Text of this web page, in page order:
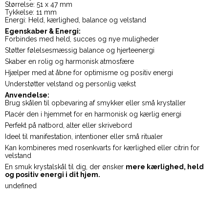
Størrelse: 51 x 47 mm
Tykkelse: 11 mm
Energi: Held, kærlighed, balance og velstand
Egenskaber & Energi:
Forbindes med held, succes og nye muligheder
Støtter følelsesmæssig balance og hjerteenergi
Skaber en rolig og harmonisk atmosfære
Hjælper med at åbne for optimisme og positiv energi
Understøtter velstand og personlig vækst
Anvendelse:
Brug skålen til opbevaring af smykker eller små krystaller
Placér den i hjemmet for en harmonisk og kærlig energi
Perfekt på natbord, alter eller skrivebord
Ideel til manifestation, intentioner eller små ritualer
Kan kombineres med rosenkvarts for kærlighed eller citrin for
velstand
En smuk krystalskål til dig, der ønsker mere kærlighed, held
og positiv energi i dit hjem.
undefined